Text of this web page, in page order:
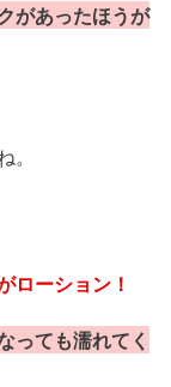
があったほうが
ローション！
っても濡れてく